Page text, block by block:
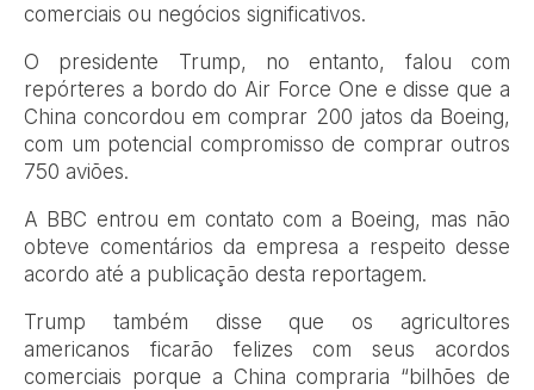
comerciais ou negócios significativos.
O presidente Trump, no entanto, falou com
repórteres a bordo do Air Force One e disse que a
China concordou em comprar 200 jatos da Boeing,
com um potencial compromisso de comprar outros
750 aviões.
A BBC entrou em contato com a Boeing, mas não
obteve comentários da empresa a respeito desse
acordo até a publicação desta reportagem.
Trump também disse que os agricultores
americanos ficarão felizes com seus acordos
comerciais porque a China compraria “bilhões de